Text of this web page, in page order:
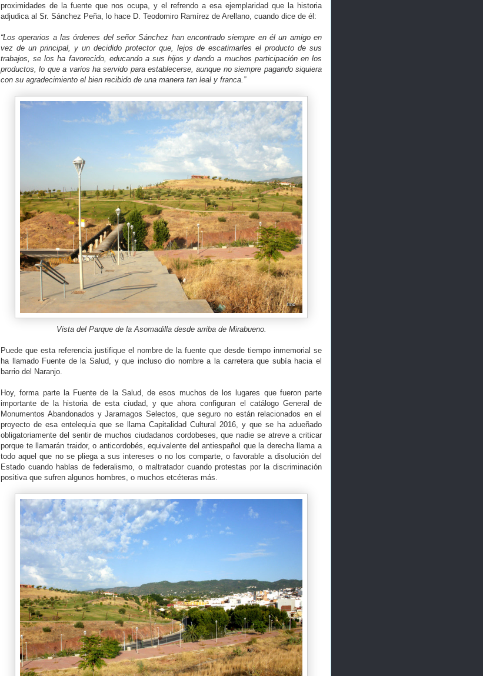
proximidades de la fuente que nos ocupa, y el refrendo a esa ejemplaridad que la historia
adjudica al Sr. Sánchez Peña, lo hace D. Teodomiro Ramírez de Arellano, cuando dice de él:
“Los operarios a las órdenes del señor Sánchez han encontrado siempre en él un amigo en
vez de un principal, y un decidido protector que, lejos de escatimarles el producto de sus
trabajos, se los ha favorecido, educando a sus hijos y dando a muchos participación en los
productos, lo que a varios ha servido para establecerse, aunque no siempre pagando siquiera
con su agradecimiento el bien recibido de una manera tan leal y franca.”
Vista del Parque de la Asomadilla desde arriba de Mirabueno.
Puede que esta referencia justifique el nombre de la fuente que desde tiempo inmemorial se
ha llamado Fuente de la Salud, y que incluso dio nombre a la carretera que subía hacia el
barrio del Naranjo.
Hoy, forma parte la Fuente de la Salud, de esos muchos de los lugares que fueron parte
importante de la historia de esta ciudad, y que ahora configuran el catálogo General de
Monumentos Abandonados y Jaramagos Selectos, que seguro no están relacionados en el
proyecto de esa entelequia que se llama Capitalidad Cultural 2016, y que se ha adueñado
obligatoriamente del sentir de muchos ciudadanos cordobeses, que nadie se atreve a criticar
porque te llamarán traidor, o anticordobés, equivalente del antiespañol que la derecha llama a
todo aquel que no se pliega a sus intereses o no los comparte, o favorable a disolución del
Estado cuando hablas de federalismo, o maltratador cuando protestas por la discriminación
positiva que sufren algunos hombres, o muchos etcéteras más.